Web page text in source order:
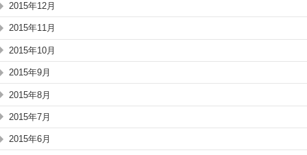
2015年12月
2015年11月
2015年10月
2015年9月
2015年8月
2015年7月
2015年6月